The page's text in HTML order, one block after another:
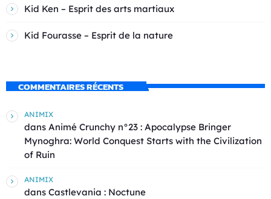
Kid Ken – Esprit des arts martiaux
Kid Fourasse – Esprit de la nature
COMMENTAIRES RÉCENTS
ANIMIX
dans Animé Crunchy n°23 : Apocalypse Bringer
Mynoghra: World Conquest Starts with the Civilization
of Ruin
ANIMIX
dans Castlevania : Noctune